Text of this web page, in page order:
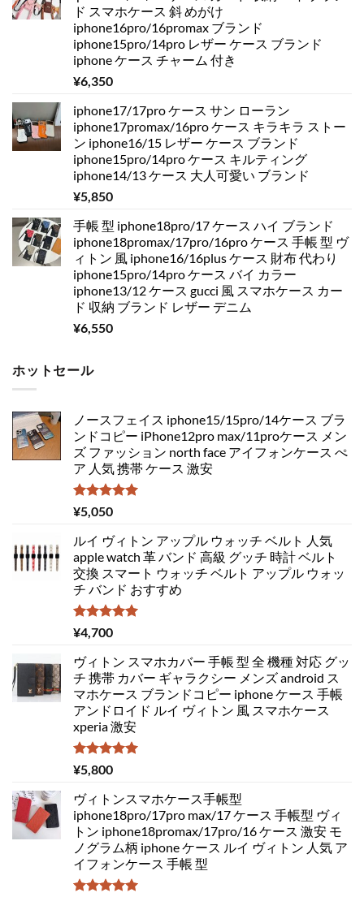
ド スマホケース 斜 めがけ
iphone16pro/16promax ブランド
iphone15pro/14pro レザー ケース ブランド
iphone ケース チャーム 付き
¥6,350
iphone17/17pro ケース サン ローラン
iphone17promax/16pro ケース キラキラ ストー
ン iphone16/15 レザー ケース ブランド
iphone15pro/14pro ケース キルティング
iphone14/13 ケース 大人可愛い ブランド
¥5,850
手帳 型 iphone18pro/17 ケース ハイ ブランド
iphone18promax/17pro/16pro ケース 手帳 型 ヴ
ィトン 風 iphone16/16plus ケース 財布 代わり
iphone15pro/14pro ケース バイ カラー
iphone13/12 ケース gucci 風 スマホケース カー
ド 収納 ブランド レザー デニム
¥6,550
ホットセール
ノースフェイス iphone15/15pro/14ケース ブラ
ンドコピー iPhone12pro max/11proケース メン
ズ ファッション north face アイフォンケース ぺ
ア 人気 携帯 ケース 激安
5段階中
5.00
¥5,050
ルイ ヴィトン アップル ウォッチ ベルト 人気
apple watch 革 バンド 高級 グッチ 時計 ベルト
交換 スマート ウォッチ ベルト アップル ウォッ
チ バンド おすすめ
5段階中
5.00
¥4,700
ヴィトン スマホカバー 手帳 型 全 機種 対応 グッ
チ 携帯 カバー ギャラクシー メンズ android ス
マホケース ブランドコピー iphone ケース 手帳
アンドロイド ルイ ヴィトン 風 スマホケース
xperia 激安
5段階中
5.00
¥5,800
ヴィトンスマホケース手帳型
iphone18pro/17pro max/17 ケース 手帳型 ヴィ
トン iphone18promax/17pro/16 ケース 激安 モ
ノグラム柄 iphone ケース ルイ ヴィトン 人気 ア
イフォンケース 手帳 型